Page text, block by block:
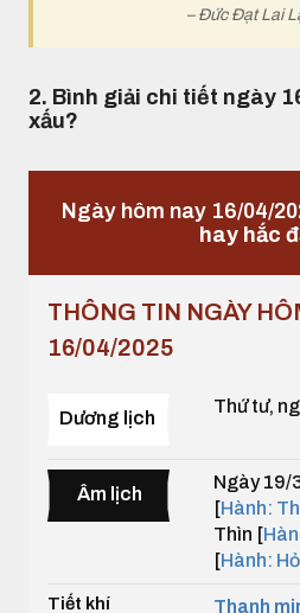
– Đức Đạt Lai
2. Bình giải chi tiết ngày
xấu?
Ngày hôm nay 16/04/
hay hắc
THÔNG TIN NGÀY
16/04/2025
Dương lịch
Thứ tư,
Âm lịch
Ngày 19/
[Hành:
Thìn [
[Hành:
Tiết khí Thanh